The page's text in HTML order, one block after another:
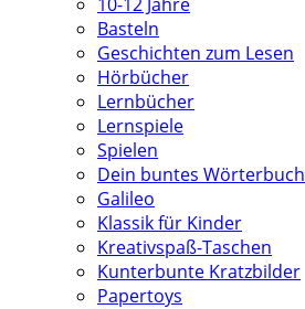
Basteln
Geschichten zum Lesen
Hörbücher
Lernbücher
Lernspiele
Spielen
Dein buntes Wörterbuch
Galileo
Klassik für Kinder
Kreativspaß-Taschen
Kunterbunte Kratzbilder
Papertoys